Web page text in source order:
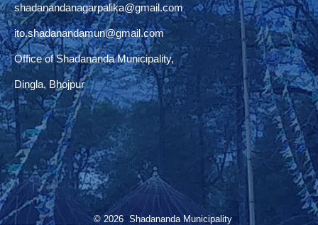
shadanandanagarpalika@gmail.com
ito.shadanandamun@gmail.com
Office of Shadananda Municipality,
Dingla, Bhojpur
© 2026 Shadananda Municipality